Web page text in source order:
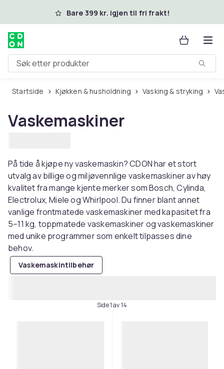
Hopp til hovedinnholdBare 399 kr. igjen til fri frakt!
Søk etter produkter
Startside Kjøkken & husholdning Vasking & stryking
Vaskemaskiner
På tide å kjøpe ny vaskemaskin? CDON har et stort
utvalg av billige og miljøvennlige vaskemaskiner av høy
kvalitet fra mange kjente merker som Bosch, Cylinda,
Electrolux, Miele og Whirlpool. Du finner blant annet
vanlige frontmatede vaskemaskiner med kapasitet fra
5–11 kg, toppmatede vaskemaskiner og vaskemaskiner
med unike programmer som enkelt tilpasses dine
behov.
Vaskemaskintilbehør
Side 1 av 14